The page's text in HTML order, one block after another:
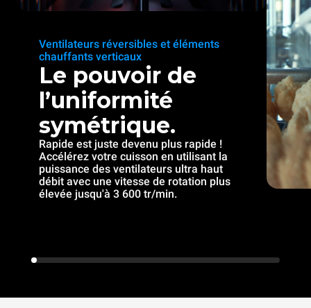
Ventilateurs réversibles et éléments
chauffants verticaux
Le pouvoir de
l’uniformité
symétrique.
Rapide est juste devenu plus rapide !
Accélérez votre cuisson en utilisant la
puissance des ventilateurs ultra haut
débit avec une vitesse de rotation plus
élevée jusqu'à 3 600 tr/min.